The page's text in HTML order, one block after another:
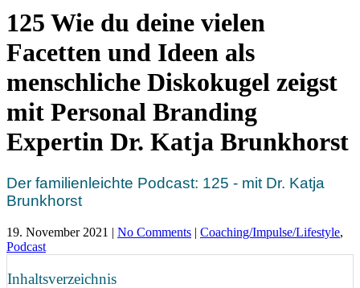
125 Wie du deine vielen
Facetten und Ideen als
menschliche Diskokugel zeigst
mit Personal Branding
Expertin Dr. Katja Brunkhorst
Der familienleichte Podcast: 125 - mit Dr. Katja
Brunkhorst
19. November 2021 | No Comments | Coaching/Impulse/Lifestyle,
Podcast
Inhaltsverzeichnis